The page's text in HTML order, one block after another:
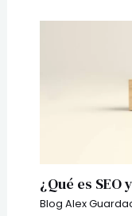
¿Qué es SEO
Blog Alex